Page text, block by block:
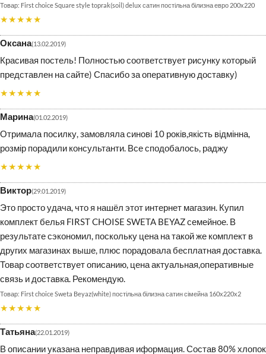
First choice Square style toprak(soil) delux сатин постільна білизна евро 200х220
★★★★★
Оксана 13.02.2019
Красивая постель! Полностью соответствует рисунку который
представлен на сайте) Спасибо за оперативную доставку)
★★★★★
Марина 01.02.2019
Отримала посилку, замовляла синові 10 років,якість відмінна,
розмір порадили консультанти. Все сподобалось, раджу
★★★★★
Виктор 29.01.2019
Это просто удача, что я нашёл этот интернет магазин. Купил
комплект белья FIRST CHOISE SWETA BEYAZ семейное. В
результате сэкономил, поскольку цена на такой же комплект в
других магазинах выше, плюс порадовала бесплатная доставка.
Товар соответствует описанию, цена актуальная,оперативные
связь и доставка. Рекомендую.
First choice Sweta Beyaz(white) постільна білизна сатин сімейна 160х220х2
★★★★★
Татьяна 22.01.2019
В описании указана неправдивая иформация. Состав 80% хлопок